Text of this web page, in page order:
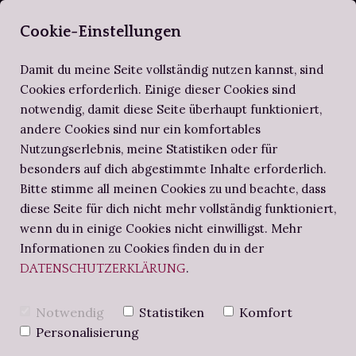
ZIRKEL DER SELBERBUCHBINDER
BUCHBINDEN-WORKSHOPS
BUCHBINDERS BRIEFE
SCHRITT FÜR SCHRITT
BUCHBINDE-PROJEKTE
ALTES WISSEN
NOTIZBUCH
DIE SCHACHTEL-
BUCHBINDEREI –
Cookie-Einstellungen
Damit du meine Seite vollständig nutzen kannst, sind
Cookies erforderlich. Einige dieser Cookies sind
notwendig, damit diese Seite überhaupt funktioniert,
andere Cookies sind nur ein komfortables
Nutzungserlebnis, meine Statistiken oder für
besonders auf dich abgestimmte Inhalte erforderlich.
Bitte stimme all meinen Cookies zu und beachte, dass
diese Seite für dich nicht mehr vollständig funktioniert,
wenn du in einige Cookies nicht einwilligst. Mehr
Informationen zu Cookies finden du in der
DATENSCHUTZERKLÄRUNG.
Notwendig Statistiken
Komfort
Personalisierung